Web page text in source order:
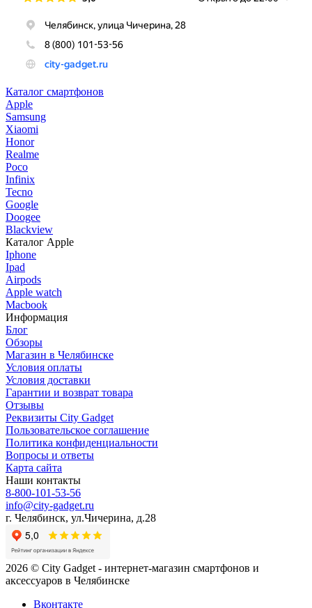
Каталог смартфонов
Apple
Samsung
Xiaomi
Honor
Realme
Poco
Infinix
Tecno
Google
Doogee
Blackview
Каталог Apple
Iphone
Ipad
Airpods
Apple watch
Macbook
Информация
Блог
Обзоры
Магазин в Челябинске
Условия оплаты
Условия доставки
Гарантии и возврат товара
Отзывы
Реквизиты City Gadget
Пользовательское соглашение
Политика конфиденциальности
Вопросы и ответы
Карта сайта
Наши контакты
8-800-101-53-56
info@city-gadget.ru
г. Челябинск, ул.Чичерина, д.28
2026 © City Gadget - интернет-магазин смартфонов и
аксессуаров в Челябинске
Вконтакте